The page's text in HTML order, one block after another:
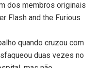
dos membros originais
Flash and the Furious
quando cruzou com
duas vezes no